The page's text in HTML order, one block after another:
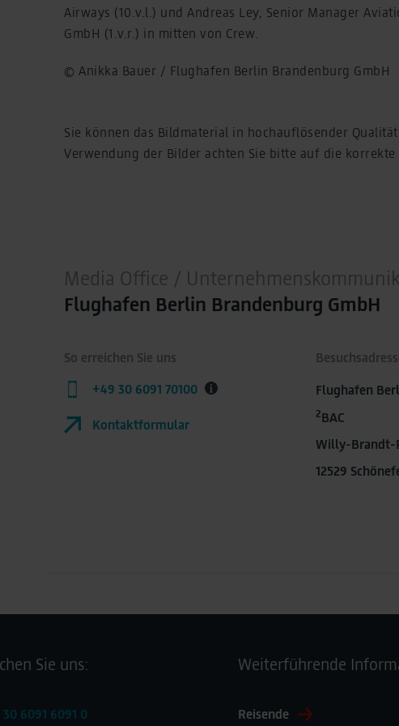
Airways (10.v.l.) und Andreas Ley, Senior Manager
GmbH (1.v.r.) in mitten von Crew.
© Anikka Bauer / Flughafen Berlin Brandenburg GmbH
Sie können das Bildmaterial in hochauflösender Qualität
Verwendung der Bilder achten Sie bitte auf die korrekte
Media Office /
Flughafen Berlin Brandenburg GmbH
So erreichen Sie uns
+49 30 6091 70100
Kontaktformular
Flughafen
2BAC
Willy-Brandt-
12529
Sie uns:
6091 6091 0
Weiterführende
Reisende